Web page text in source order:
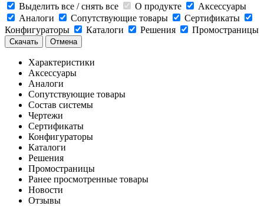
Выделить все / снять все
О продукте
Аксессуары
Аналоги
Сопутствующие товары
Сертификаты
Конфигураторы
Каталоги Решения Промостраницы
Скачать Отмена
Характеристики
Аксессуары
Аналоги
Сопутствующие товары
Состав системы
Чертежи
Сертификаты
Конфигураторы
Каталоги
Решения
Промостраницы
Ранее просмотренные товары
Новости
Отзывы